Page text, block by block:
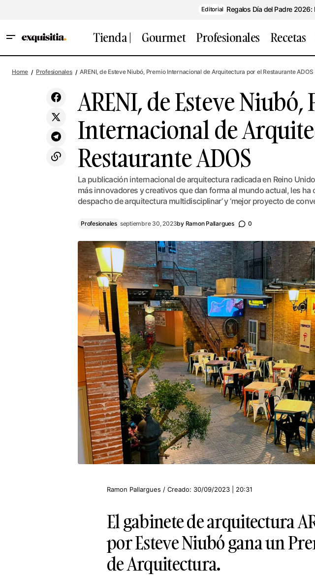
Editorial Regalos Día del Padre
Tienda | Gourmet Profesionales Recetas
hueso en el prensado. De Arbequinas
ECO deshuesadas
Profesionales Restaurante ADOS
Home Profesionales ARENI, de Esteve Niubó, Premio Internacional de Arquitectura por el Restaurante ADOS
ARENI, de Esteve
Internacional de
Restaurante ADOS
La publicación internacional de arquitectura radicada en Reino
más innovadores y creativos que dan forma al mundo actual, les ha
despacho de arquitectura multidisciplinar’ y ‘mejor proyecto de
Profesionales septiembre 30, 2023by Ramon Pallargues 0
Ramon Pallargues / Creado: 30/09/2023 | 20:31
El gabinete de arquitectura
por Esteve Niubó gana un
de Arquitectura.